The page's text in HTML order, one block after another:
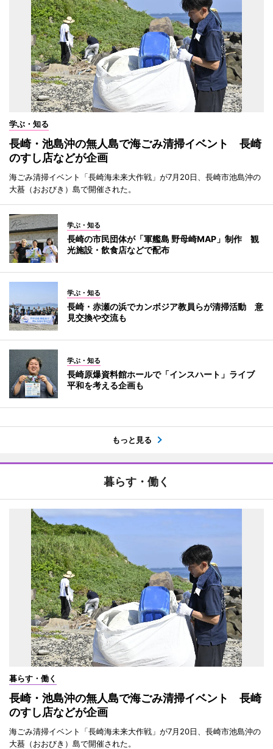
学ぶ・知る
長崎・池島沖の無人島で海ごみ清掃イベント 長崎
のすし店などが企画
海ごみ清掃イベント「長崎海未来大作戦」が7月20日、長崎市池島沖の
大蟇（おおびき）島で開催された。
学ぶ・知る
長崎の市民団体が「軍艦島 野母崎MAP」制作 観
光施設・飲食店などで配布
学ぶ・知る
長崎・赤瀬の浜でカンボジア教員らが清掃活動 意
見交換や交流も
学ぶ・知る
長崎原爆資料館ホールで「インスハート」ライブ
平和を考える企画も
もっと見る
暮らす・働く
暮らす・働く
長崎・池島沖の無人島で海ごみ清掃イベント 長崎
のすし店などが企画
海ごみ清掃イベント「長崎海未来大作戦」が7月20日、長崎市池島沖の
大蟇（おおびき）島で開催された。